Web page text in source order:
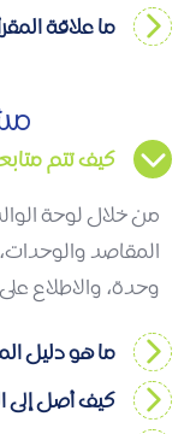
ما علاقة
كيف تتم
من خلال لوحة
المقاصد
وحدة، والاطلاع
ما هو دليل
كيف أصل إلى